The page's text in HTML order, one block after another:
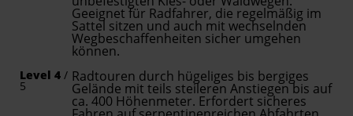
Geeignet für Radfahrer, die regelmäßig im
Sattel sitzen und auch mit wechselnden
Wegbeschaffenheiten sicher umgehen
können.
Level 4 /
5
Radtouren durch hügeliges bis bergiges
Gelände mit teils steileren Anstiegen bis auf
ca. 400 Höhenmeter. Erfordert sicheres